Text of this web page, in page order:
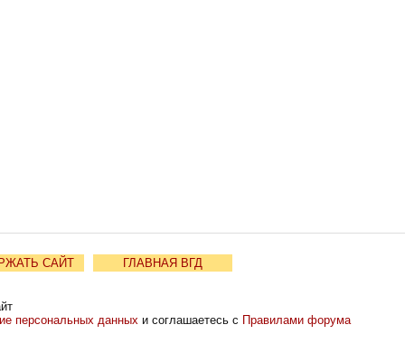
САЙТ
ГЛАВНАЯ ВГД
персональных данных и соглашаетесь с Правилами форума